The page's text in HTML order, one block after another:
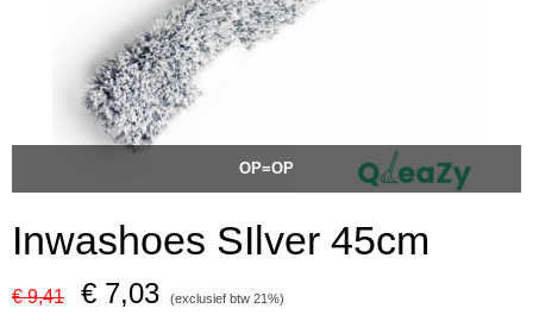
OP=OP
Inwashoes SIlver 45cm
€ 9,41 € 7,03 (exclusief btw 21%)